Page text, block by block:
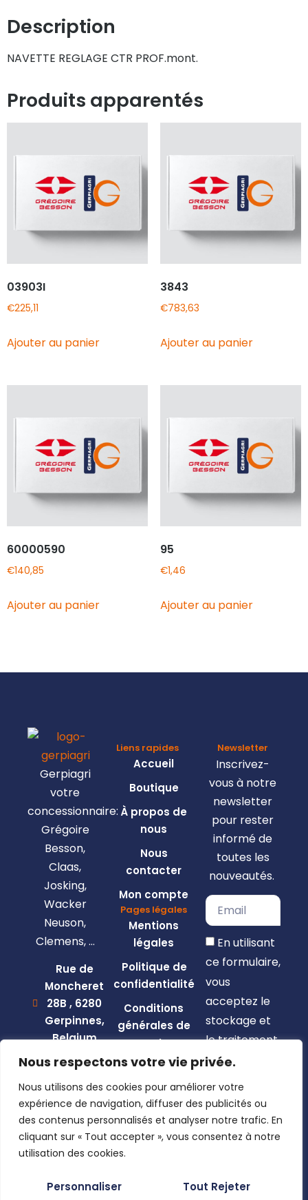
Nous respectons votre vie privée.
Nous utilisons des cookies pour améliorer votre
expérience de navigation, diffuser des publicités ou
des contenus personnalisés et analyser notre trafic. En
cliquant sur « Tout accepter », vous consentez à notre
utilisation des cookies.
Personnaliser Tout Rejeter
Description
NAVETTE REGLAGE CTR PROF.mont.
Produits apparentés
03903I
€225,11
Ajouter au panier
3843
€783,63
Ajouter au panier
60000590
€140,85
Ajouter au panier
95
€1,46
Ajouter au panier
Gerpiagri
votre
concessionnaire:
Grégoire
Besson,
Claas,
Josking,
Wacker
Neuson,
Clemens, …
Rue de
Moncheret
28B , 6280
Gerpinnes,
Belgium
+32 492
marcellin@gerpiagri.be
BE
0793.946.582
Liens rapides
Accueil
Boutique
À propos de
nous
Nous
contacter
Mon compte
Pages légales
Mentions
légales
Politique de
confidentialité
Conditions
générales de
vente
Newsletter
Inscrivez-
vous à notre
newsletter
pour rester
informé de
toutes les
nouveautés.
En utilisant
ce formulaire,
vous
acceptez le
stockage et
le traitement
de vos
ce site web.
S'inscrire